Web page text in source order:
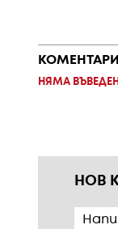
КОМЕНТАРИ
НЯМА
НОВ